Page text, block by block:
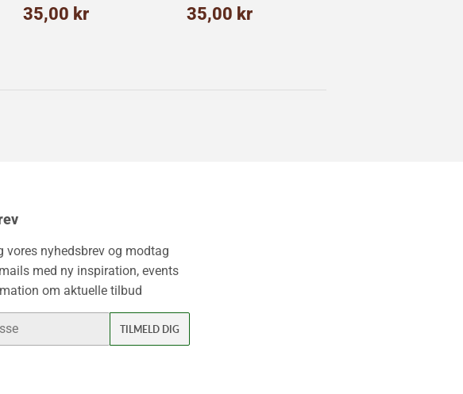
Normalpris
35,00 kr Normalpris
35,00 kr
vores nyhedsbrev og modtag
med ny inspiration, events
om aktuelle tilbud
TILMELD DIG